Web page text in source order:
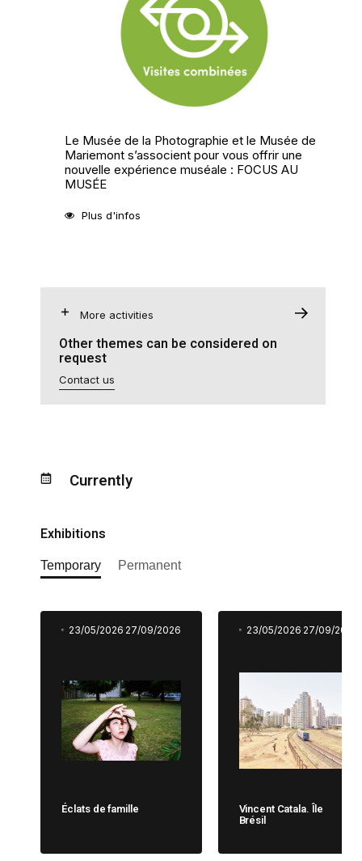
Le Musée de la Photographie et le Musée de
Mariemont s’associent pour vous offrir une
nouvelle expérience muséale : FOCUS AU
MUSÉE
Plus d'infos
More activities
Other themes can be considered on
request
Contact us
Currently
Exhibitions
Temporary Permanent
23/05/2026 27/09/2026
Éclats de famille
23/05/2026 27/09/2026
Vincent Catala. Île
Brésil